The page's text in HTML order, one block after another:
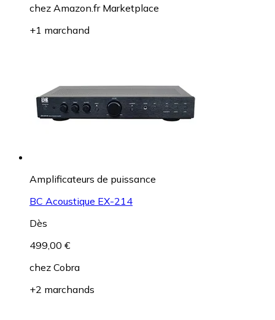
chez Amazon.fr Marketplace
+1 marchand
Amplificateurs de puissance
BC Acoustique EX-214
Dès
499,00 €
chez Cobra
+2 marchands